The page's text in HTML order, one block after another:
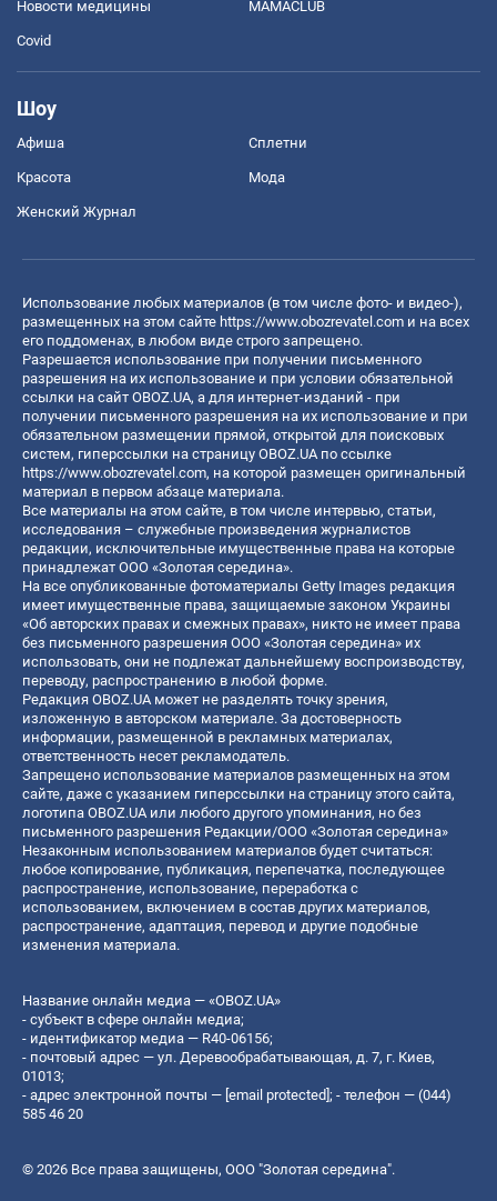
Новости медицины MAMACLUB
Covid
Шоу
Афиша Сплетни
Красота Мода
Женский Журнал
Использование любых материалов (в том числе фото- и видео-),
размещенных на этом сайте https://www.obozrevatel.com и на всех
его поддоменах, в любом виде строго запрещено.
Разрешается использование при получении письменного
разрешения на их использование и при условии обязательной
ссылки на сайт OBOZ.UA, а для интернет-изданий - при
получении письменного разрешения на их использование и при
обязательном размещении прямой, открытой для поисковых
систем, гиперссылки на страницу OBOZ.UA по ссылке
https://www.obozrevatel.com, на которой размещен оригинальный
материал в первом абзаце материала.
Все материалы на этом сайте, в том числе интервью, статьи,
исследования – служебные произведения журналистов
редакции, исключительные имущественные права на которые
принадлежат ООО «Золотая середина».
На все опубликованные фотоматериалы Getty Images редакция
имеет имущественные права, защищаемые законом Украины
«Об авторских правах и смежных правах», никто не имеет права
без письменного разрешения ООО «Золотая середина» их
использовать, они не подлежат дальнейшему воспроизводству,
переводу, распространению в любой форме.
Редакция OBOZ.UA может не разделять точку зрения,
изложенную в авторском материале. За достоверность
информации, размещенной в рекламных материалах,
ответственность несет рекламодатель.
Запрещено использование материалов размещенных на этом
сайте, даже с указанием гиперссылки на страницу этого сайта,
логотипа OBOZ.UA или любого другого упоминания, но без
письменного разрешения Редакции/ООО «Золотая середина»
Незаконным использованием материалов будет считаться:
любое копирование, публикация, перепечатка, последующее
распространение, использование, переработка с
использованием, включением в состав других материалов,
распространение, адаптация, перевод и другие подобные
изменения материала.
Название онлайн медиа — «OBOZ.UA»
- субъект в сфере онлайн медиа;
- идентификатор медиа — R40-06156;
- почтовый адрес — ул. Деревообрабатывающая, д. 7, г. Киев,
01013;
- адрес электронной почты — [email protected]; - телефон — (044)
585 46 20
© 2026 Все права защищены, ООО "Золотая середина".